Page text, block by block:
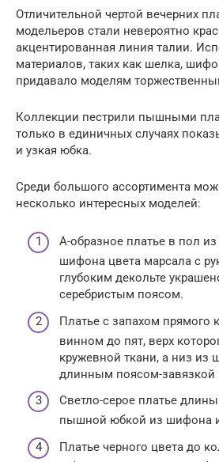
Отличительной чертой вечерних
модельеров стали невероятно
акцентированная линия талии.
материалов, таких как шелка,
придавало моделям
Коллекции пестрили пышными
только в единичных случаях
и узкая юбка.
Среди большого ассортимента
несколько интересных моделей:
А-образное платье в пол
шифона цвета марсала с
глубоким декольте
серебристым поясом.
Платье с запахом прямого
винном до пят, верх
кружевной ткани, а низ из
длинным поясом-завязкой
Светло-серое платье
пышной юбкой из шифона
Платье черного цвета до